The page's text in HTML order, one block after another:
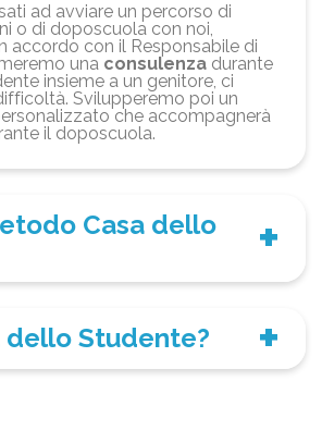
ad avviare un percorso di
o di doposcuola con noi,
accordo con il Responsabile di
una consulenza durante
insieme a un genitore, ci
Svilupperemo poi un
che accompagnerà
il doposcuola.
Casa dello
dello Studente?